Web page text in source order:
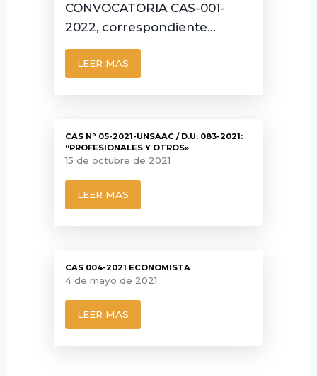
CONVOCATORIA CAS-001-
2022, correspondiente…
LEER MAS
CAS Nº 05-2021-UNSAAC / D.U. 083-2021:
“PROFESIONALES Y OTROS»
15 de octubre de 2021
LEER MAS
CAS 004-2021 ECONOMISTA
4 de mayo de 2021
LEER MAS